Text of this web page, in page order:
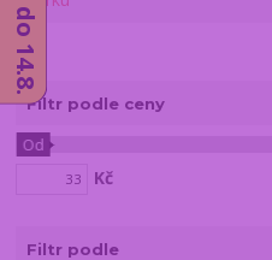
Fíltr podle ceny
Kč
Od
Filtr podle